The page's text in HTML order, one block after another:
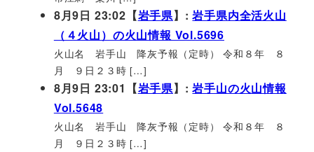
8月9日 23:02【岩手県】:岩手県内全活火山
（４火山）の火山情報 Vol.5696
火山名 岩手山 降灰予報（定時） 令和８年 ８
月 ９日２３時 […]
8月9日 23:01【岩手県】:岩手山の火山情報
Vol.5648
火山名 岩手山 降灰予報（定時） 令和８年 ８
月 ９日２３時 […]